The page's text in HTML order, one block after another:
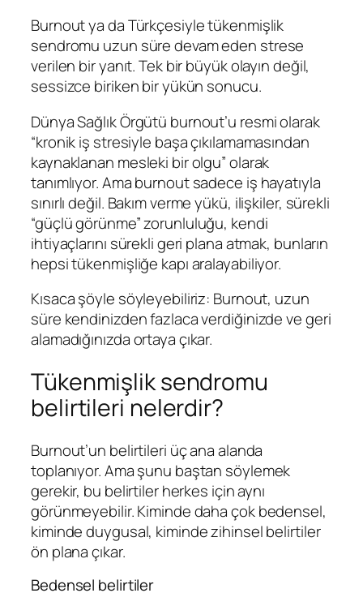
Burnout ya da Türkçesiyle tükenmişlik
sendromu uzun süre devam eden strese
verilen bir yanıt. Tek bir büyük olayın değil,
sessizce biriken bir yükün sonucu.
Dünya Sağlık Örgütü burnout’u resmi olarak
“kronik iş stresiyle başa çıkılamamasından
kaynaklanan mesleki bir olgu” olarak
tanımlıyor. Ama burnout sadece iş hayatıyla
sınırlı değil. Bakım verme yükü, ilişkiler, sürekli
“güçlü görünme” zorunluluğu, kendi
ihtiyaçlarını sürekli geri plana atmak, bunların
hepsi tükenmişliğe kapı aralayabiliyor.
Kısaca şöyle söyleyebiliriz: Burnout, uzun
süre kendinizden fazlaca verdiğinizde ve geri
alamadığınızda ortaya çıkar.
Tükenmişlik sendromu
belirtileri nelerdir?
Burnout’un belirtileri üç ana alanda
toplanıyor. Ama şunu baştan söylemek
gerekir, bu belirtiler herkes için aynı
görünmeyebilir. Kiminde daha çok bedensel,
kiminde duygusal, kiminde zihinsel belirtiler
ön plana çıkar.
Bedensel belirtiler